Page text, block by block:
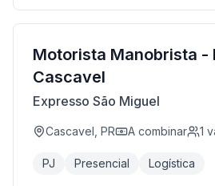
Motorista Manobrista -
Cascavel
Expresso São Miguel
Cascavel, PR A combinar 1
PJ Presencial Logística